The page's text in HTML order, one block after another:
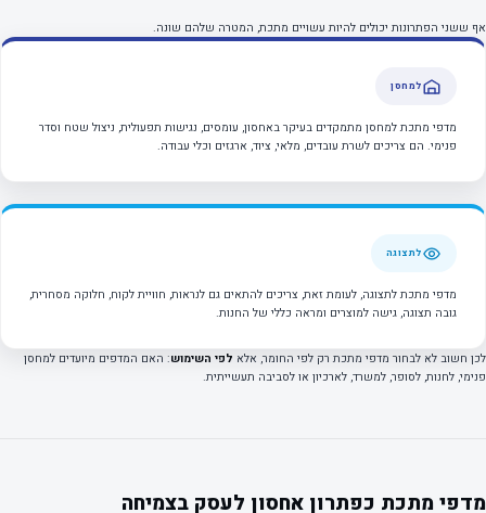
אף ששני הפתרונות יכולים להיות עשויים מתכת, המטרה שלהם שונה.
למחסן
מדפי מתכת למחסן מתמקדים בעיקר באחסון, עומסים, נגישות תפעולית, ניצול שטח וסדר
פנימי. הם צריכים לשרת עובדים, מלאי, ציוד, ארגזים וכלי עבודה.
לתצוגה
מדפי מתכת לתצוגה, לעומת זאת, צריכים להתאים גם לנראות, חוויית לקוח, חלוקה מסחרית,
גובה תצוגה, גישה למוצרים ומראה כללי של החנות.
לכן חשוב לא לבחור מדפי מתכת רק לפי החומר, אלא לפי השימוש: האם המדפים מיועדים למחסן
פנימי, לחנות, לסופר, למשרד, לארכיון או לסביבה תעשייתית.
מדפי מתכת כפתרון אחסון לעסק בצמיחה